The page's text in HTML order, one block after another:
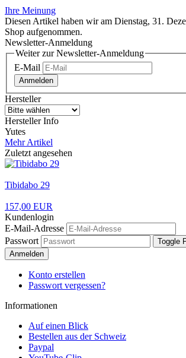
Ihre Meinung
Diesen Artikel haben wir am Dienstag, 31.
Shop aufgenommen.
Newsletter-Anmeldung
Weiter zur Newsletter-Anmeldung
E-Mail
Anmelden
Hersteller
Hersteller Info
Yutes
Mehr Artikel
Zuletzt angesehen
Tibidabo 29
157,00 EUR
Kundenlogin
E-Mail-Adresse
Passwort
Toggle
Anmelden
Konto erstellen
Passwort vergessen?
Informationen
Auf einen Blick
Bestellen aus der Schweiz
Paypal